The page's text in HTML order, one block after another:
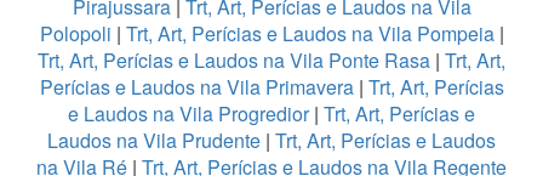
Pirajussara| Trt, Art, Perícias e Laudos na Vila
Polopoli | Trt, Art, Perícias e Laudos na Vila Pompeia|
Trt, Art, Perícias e Laudos na Vila Ponte Rasa | Trt, Art,
Perícias e Laudos na Vila Primavera| Trt, Art, Perícias
e Laudos na Vila Progredior| Trt, Art, Perícias e
Laudos na Vila Prudente | Trt, Art, Perícias e Laudos
na Vila Ré | Trt, Art, Perícias e Laudos na Vila Regente